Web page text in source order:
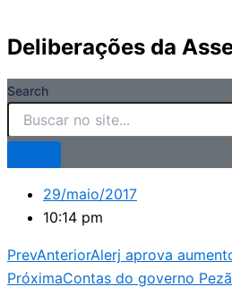
Deliberações da
Search
29/maio/2017
10:14 pm
PrevAnteriorAlerj aprova
PróximaContas do governo